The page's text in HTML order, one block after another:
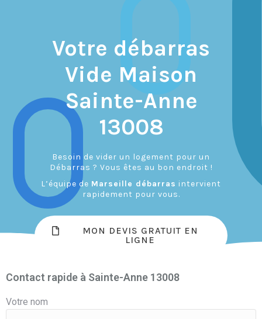
Votre débarras
Vide Maison
Sainte-Anne
13008
Besoin de vider un logement pour un
Débarras ? Vous êtes au bon endroit !
L’équipe de Marseille débarras intervient
rapidement pour vous.
MON DEVIS GRATUIT EN
LIGNE
Contact rapide à Sainte-Anne 13008
Votre nom